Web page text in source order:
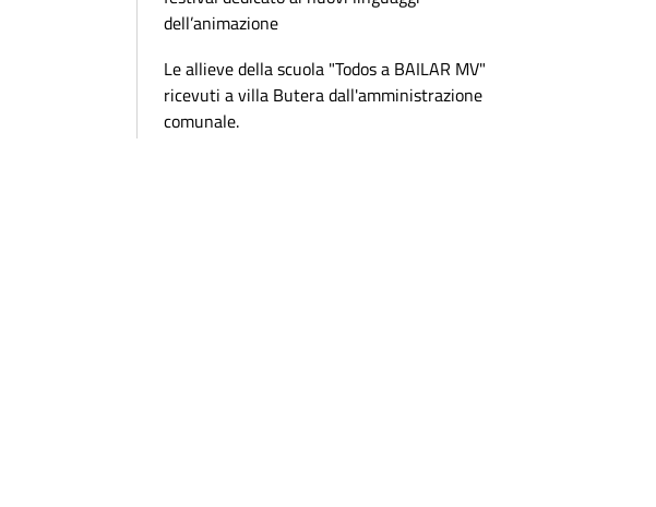
dell’animazione
Le allieve della scuola "Todos a BAILAR MV"
ricevuti a villa Butera dall'amministrazione
comunale.